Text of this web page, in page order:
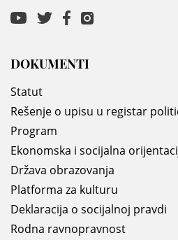
DOKUMENTI
Statut
Rešenje o upisu u registar
Program
Ekonomska i socijalna
Država obrazovanja
Platforma za kulturu
Deklaracija o socijalnoj pravdi
Rodna ravnopravnost